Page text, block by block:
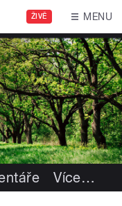
ŽIVĚ MENU
Více…